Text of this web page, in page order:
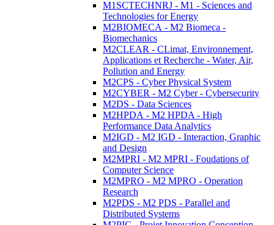
M1SCTECHNRJ - M1 - Sciences and
Technologies for Energy
M2BIOMECA - M2 Biomeca -
Biomechanics
M2CLEAR - CLimat, Environnement,
Applications et Recherche - Water, Air,
Pollution and Energy
M2CPS - Cyber Physical System
M2CYBER - M2 Cyber - Cybersecurity
M2DS - Data Sciences
M2HPDA - M2 HPDA - High
Performance Data Analytics
M2IGD - M2 IGD - Interaction, Graphic
and Design
M2MPRI - M2 MPRI - Foudations of
Computer Science
M2MPRO - M2 MPRO - Operation
Research
M2PDS - M2 PDS - Parallel and
Distributed Systems